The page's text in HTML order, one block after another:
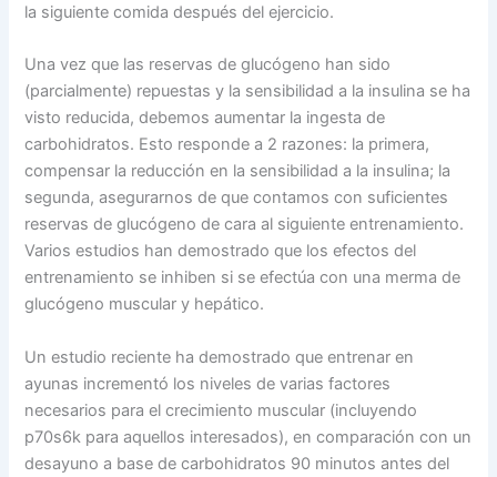
la siguiente comida después del ejercicio.
Una vez que las reservas de glucógeno han sido
(parcialmente) repuestas y la sensibilidad a la insulina se ha
visto reducida, debemos aumentar la ingesta de
carbohidratos. Esto responde a 2 razones: la primera,
compensar la reducción en la sensibilidad a la insulina; la
segunda, asegurarnos de que contamos con suficientes
reservas de glucógeno de cara al siguiente entrenamiento.
Varios estudios han demostrado que los efectos del
entrenamiento se inhiben si se efectúa con una merma de
glucógeno muscular y hepático.
Un estudio reciente ha demostrado que entrenar en
ayunas incrementó los niveles de varias factores
necesarios para el crecimiento muscular (incluyendo
p70s6k para aquellos interesados), en comparación con un
desayuno a base de carbohidratos 90 minutos antes del